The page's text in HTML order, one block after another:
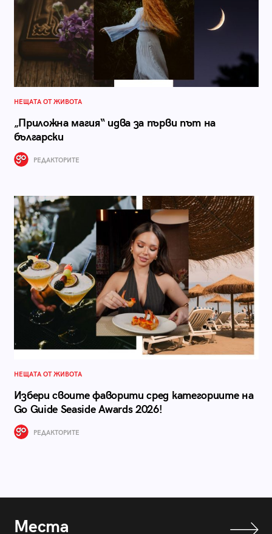
НЕЩАТА ОТ ЖИВОТА
„Приложна магия“ идва за първи път на
български
РЕДАКТОРИТЕ
НЕЩАТА ОТ ЖИВОТА
Избери своите фаворити сред категориите на
Go Guide Seaside Awards 2026!
РЕДАКТОРИТЕ
Места